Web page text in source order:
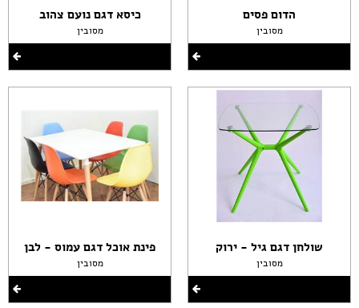
הדום פסים
מסובין
שולחן דגם גיל - ירוק
מסובין
כיסא דגם נועם צהוב
מסובין
פינת אוכל דגם עמוס - לבן
מסובין